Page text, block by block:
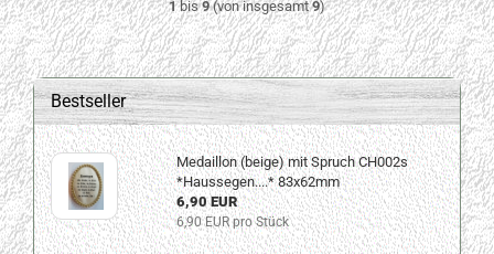
1bis9(von insgesamt9)
Bestseller
Medaillon (beige) mit Spruch CH002s
*Haussegen....* 83x62mm
6,90 EUR
6,90 EUR pro Stück